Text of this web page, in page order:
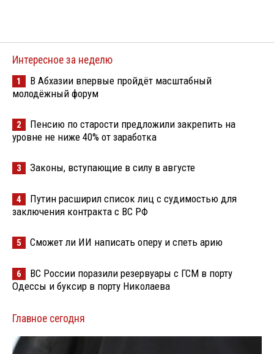
Интересное за неделю
1
В Абхазии впервые пройдёт масштабный
молодёжный форум
2
Пенсию по старости предложили закрепить на
уровне не ниже 40% от заработка
3 Законы, вступающие в силу в августе
4
Путин расширил список лиц с судимостью для
заключения контракта с ВС РФ
5 Сможет ли ИИ написать оперу и спеть арию
6
ВС России поразили резервуары с ГСМ в порту
Одессы и буксир в порту Николаева
Главное сегодня